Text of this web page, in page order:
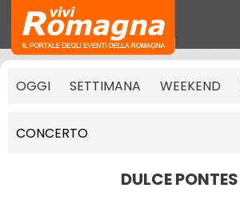
OGGI SETTIMANA WEEKEND
CONCERTO
DULCE PONTES